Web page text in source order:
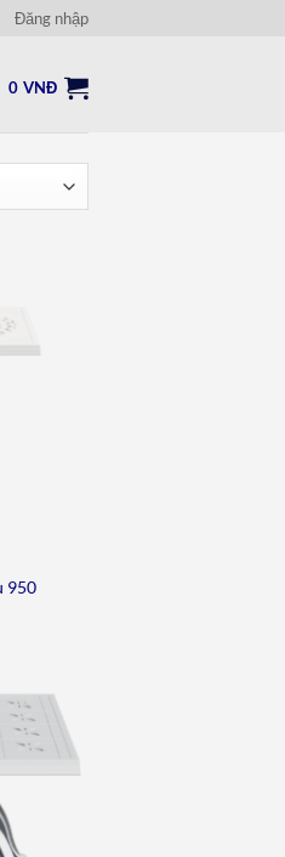
Đăng nhập
0 VNĐ
950
Add to
wishlist